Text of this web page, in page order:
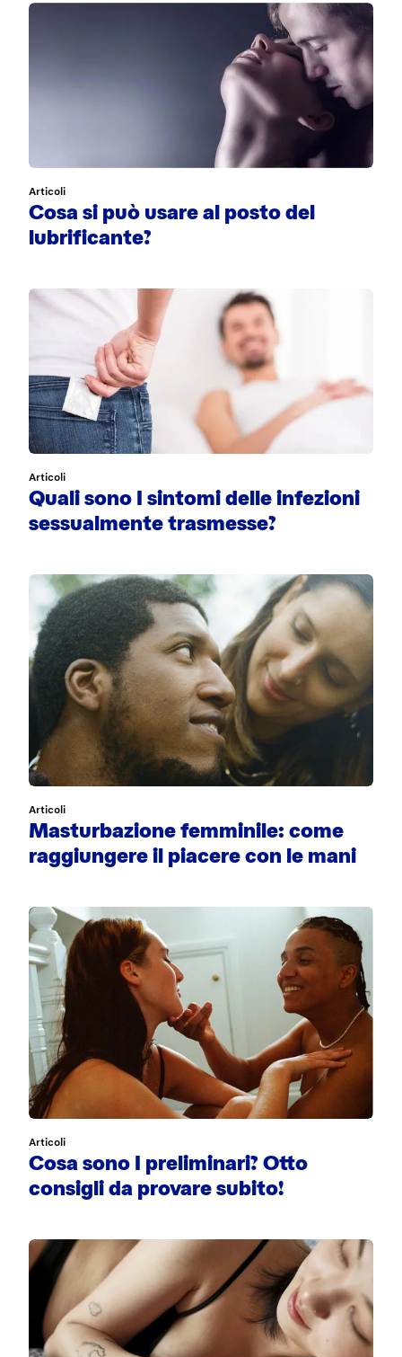
Articoli
Cosa si può usare al posto del
lubrificante?
Articoli
Quali sono I sintomi delle infezioni
sessualmente trasmesse?
Articoli
Masturbazione femminile: come
raggiungere il piacere con le mani
Articoli
Cosa sono I preliminari? Otto
consigli da provare subito!